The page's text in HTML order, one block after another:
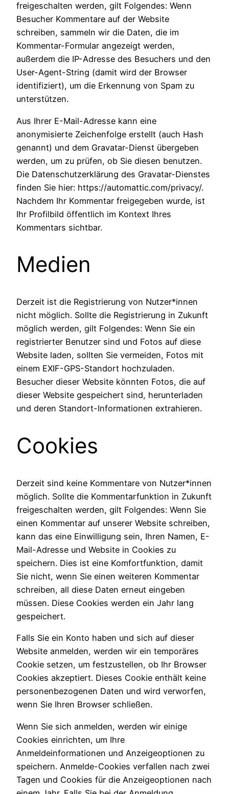
freigeschalten werden, gilt Folgendes: Wenn
Besucher Kommentare auf der Website
schreiben, sammeln wir die Daten, die im
Kommentar-Formular angezeigt werden,
außerdem die IP-Adresse des Besuchers und den
User-Agent-String (damit wird der Browser
identifiziert), um die Erkennung von Spam zu
unterstützen.
Aus Ihrer E-Mail-Adresse kann eine
anonymisierte Zeichenfolge erstellt (auch Hash
genannt) und dem Gravatar-Dienst übergeben
werden, um zu prüfen, ob Sie diesen benutzen.
Die Datenschutzerklärung des Gravatar-Dienstes
finden Sie hier: https://automattic.com/privacy/.
Nachdem Ihr Kommentar freigegeben wurde, ist
Ihr Profilbild öffentlich im Kontext Ihres
Kommentars sichtbar.
Medien
Derzeit ist die Registrierung von Nutzer*innen
nicht möglich. Sollte die Registrierung in Zukunft
möglich werden, gilt Folgendes: Wenn Sie ein
registrierter Benutzer sind und Fotos auf diese
Website laden, sollten Sie vermeiden, Fotos mit
einem EXIF-GPS-Standort hochzuladen.
Besucher dieser Website könnten Fotos, die auf
dieser Website gespeichert sind, herunterladen
und deren Standort-Informationen extrahieren.
Cookies
Derzeit sind keine Kommentare von Nutzer*innen
möglich. Sollte die Kommentarfunktion in Zukunft
freigeschalten werden, gilt Folgendes: Wenn Sie
einen Kommentar auf unserer Website schreiben,
kann das eine Einwilligung sein, Ihren Namen, E-
Mail-Adresse und Website in Cookies zu
speichern. Dies ist eine Komfortfunktion, damit
Sie nicht, wenn Sie einen weiteren Kommentar
schreiben, all diese Daten erneut eingeben
müssen. Diese Cookies werden ein Jahr lang
gespeichert.
Falls Sie ein Konto haben und sich auf dieser
Website anmelden, werden wir ein temporäres
Cookie setzen, um festzustellen, ob Ihr Browser
Cookies akzeptiert. Dieses Cookie enthält keine
personenbezogenen Daten und wird verworfen,
wenn Sie Ihren Browser schließen.
Wenn Sie sich anmelden, werden wir einige
Cookies einrichten, um Ihre
Anmeldeinformationen und Anzeigeoptionen zu
speichern. Anmelde-Cookies verfallen nach zwei
Tagen und Cookies für die Anzeigeoptionen nach